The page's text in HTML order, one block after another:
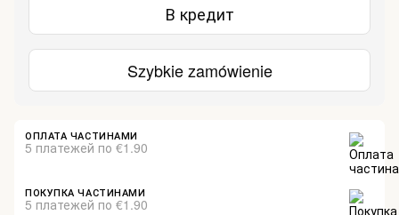
В кредит
Szybkie zamówienie
ОПЛАТА ЧАСТИНАМИ
5 платежей по €1.90
ПОКУПКА ЧАСТИНАМИ
5 платежей по €1.90